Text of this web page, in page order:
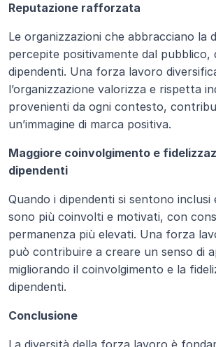
Reputazione rafforzata
Le organizzazioni che abbracciano la
percepite positivamente dal pubblico,
dipendenti. Una forza lavoro
l’organizzazione valorizza e rispetta
provenienti da ogni contesto,
un’immagine di marca positiva.
Maggiore coinvolgimento e
dipendenti
Quando i dipendenti si sentono inclusi
sono più coinvolti e motivati, con
permanenza più elevati. Una forza
può contribuire a creare un senso di
migliorando il coinvolgimento e la
dipendenti.
Conclusione
La diversità della forza lavoro è